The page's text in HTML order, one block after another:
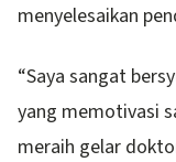
menyelesaikan
“Saya sangat
yang memotivasi
meraih gelar